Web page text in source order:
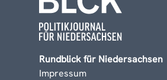
Rundblick für Niedersachsen
Impressum